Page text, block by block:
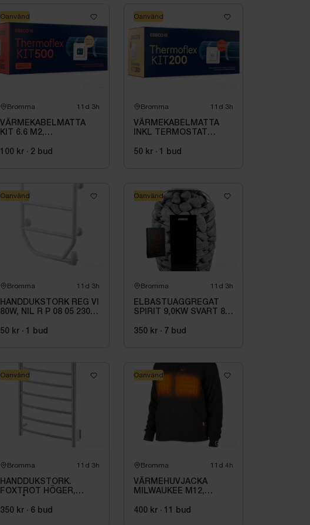
Bromma 11d 3h
VÄRMEKABELMATTA
KIT 6.6 M2,
780W
100 kr · 2 bud
Oanvänd
Bromma 11d 3h
VÄRMEKABELMATTA
INKL TERMOSTAT
M2,
50 kr · 1 bud
Oanvänd
Bromma 11d 3h
HANDDUKSTORK REG VI
80W, NIL R P 08 05 230
50 kr · 1 bud
Oanvänd
Bromma 11d 3h
ELBASTUAGGREGAT
SPIRIT 9,0KW SVART 8-
HARVIA INKL. XENIO
350 kr · 7 bud
Oanvänd
Bromma 11d 3h
HANDDUKSTORK.
FOXTROT HÖGER,
\/IP44\/230V
350 kr · 6 bud
Oanvänd
Bromma 11d 4h
VÄRMEHUVJACKA
MILWAUKEE M12,
400 kr · 11 bud
Oanvänd